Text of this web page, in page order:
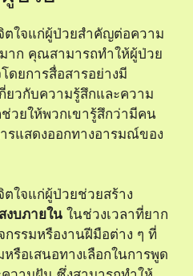
ตใจแก่ผู้ป่วยสำคัญต่อความ
าก คุณสามารถทำให้ผู้ป่วย
ดยการสื่อสารอย่างมี
ยวกับความรู้สึกและความ
วยให้พวกเขารู้สึกว่ามีคน
รแสดงออกทางอารมณ์ของ
ใจแก่ผู้ป่วยช่วยสร้าง
งบภายใน ในช่วงเวลาที่ยาก
รรมหรืองานฝีมือต่าง ๆ ที่
รือเสนอทางเลือกในการพูด